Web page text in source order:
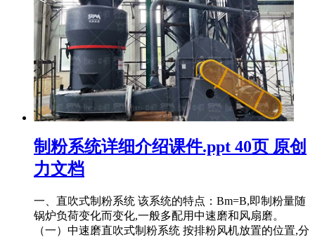
制粉系统详细介绍课件.ppt 40页 原创
力文档
一、直吹式制粉系统 该系统的特点：Bm=B,即制粉量随
锅炉负荷变化而变化,一般多配用中速磨和风扇磨。
（一）中速磨直吹式制粉系统 按排粉风机放置的位置,分